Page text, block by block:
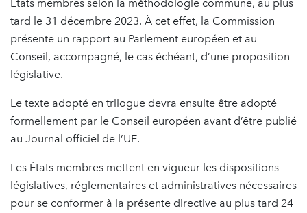
États membres selon la méthodologie commune, au plus
tard le 31 décembre 2023. À cet effet, la Commission
présente un rapport au Parlement européen et au
Conseil, accompagné, le cas échéant, d’une proposition
législative.
Le texte adopté en trilogue devra ensuite être adopté
formellement par le Conseil européen avant d’être publié
au Journal officiel de l’UE.
Les États membres mettent en vigueur les dispositions
législatives, réglementaires et administratives nécessaires
pour se conformer à la présente directive au plus tard 24